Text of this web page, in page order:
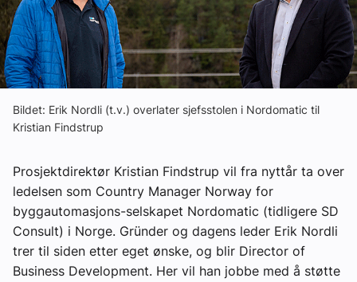
Om VVS Aktuelt
Kontakt oss:
Abonner på fagbladet Byggfakta Nyheter
Annonsere i VVS Aktuelt
Kontakt oss
Tips oss
eBlad
Bildet: Erik Nordli (t.v.) overlater sjefsstolen i Nordomatic til
Kristian Findstrup
Prosjektdirektør Kristian Findstrup vil fra nyttår ta over
ledelsen som Country Manager Norway for
byggautomasjons-selskapet Nordomatic (tidligere SD
Consult) i Norge. Gründer og dagens leder Erik Nordli
trer til siden etter eget ønske, og blir Director of
Business Development. Her vil han jobbe med å støtte